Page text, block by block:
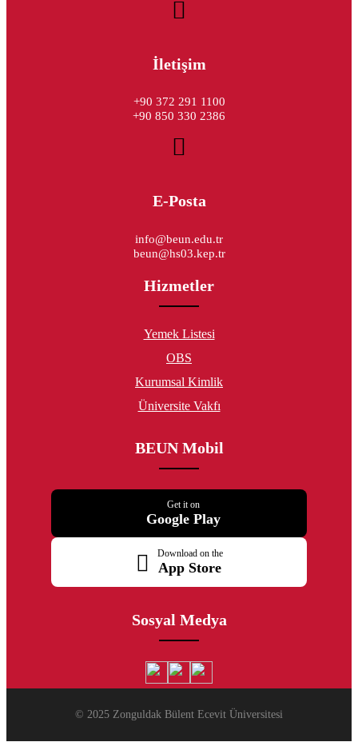
İletişim
+90 372 291 1100
+90 850 330 2386
E-Posta
info@beun.edu.tr
beun@hs03.kep.tr
Hizmetler
Yemek Listesi
OBS
Kurumsal Kimlik
Üniversite Vakfı
BEUN Mobil
Get it on
Google Play
Download on the
App Store
Sosyal Medya
© 2025 Zonguldak Bülent Ecevit Üniversitesi